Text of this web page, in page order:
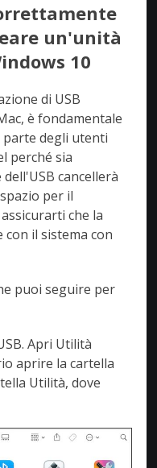
un'unità
10
di USB
è fondamentale
degli utenti
perché sia
cancellerà
per il
che la
il sistema con
puoi seguire per
Apri Utilità
aprire la cartella
Utilità, dove